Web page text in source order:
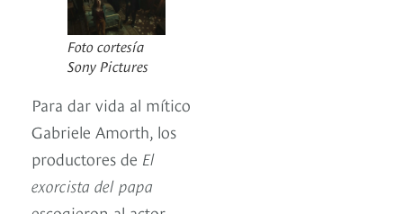
Foto cortesía
Sony Pictures
Para dar vida al mítico
Gabriele Amorth, los
productores de El
exorcista del papa